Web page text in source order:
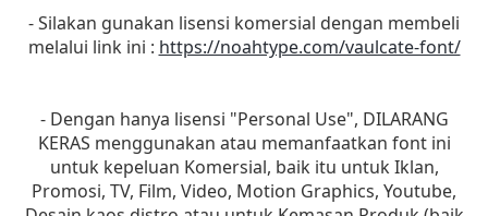
- Silakan gunakan lisensi komersial dengan membeli
melalui link ini : https://noahtype.com/vaulcate-font/
- Dengan hanya lisensi "Personal Use", DILARANG
KERAS menggunakan atau memanfaatkan font ini
untuk kepeluan Komersial, baik itu untuk Iklan,
Promosi, TV, Film, Video, Motion Graphics, Youtube,